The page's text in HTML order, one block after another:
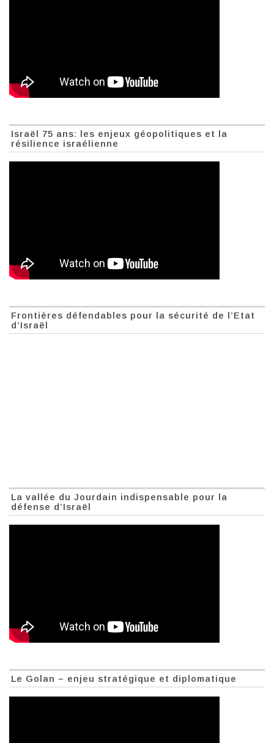
Israël 75 ans: les enjeux géopolitiques et la
résilience israélienne
Frontières défendables pour la sécurité de l’Etat
d’Israël
La vallée du Jourdain indispensable pour la
défense d’Israël
Le Golan – enjeu stratégique et diplomatique